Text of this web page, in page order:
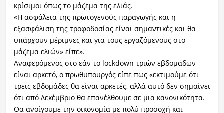
κρίσιμοι όπως το μάζεμα της ελιάς.
«Η ασφάλεια της πρωτογενούς παραγωγής και η
εξασφάλιση της τροφοδοσίας είναι σημαντικές και θα
υπάρχουν μέριμνες και για τους εργαζόμενους στο
μάζεμα ελιών» είπε».
Αναφερόμενος στο εάν το lockdown τριών εβδομάδων
είναι αρκετό, ο πρωθυπουργός είπε πως «εκτιμούμε ότι
τρεις εβδομάδες θα είναι αρκετές, αλλά αυτό δεν σημαίνει
ότι από Δεκέμβριο θα επανέλθουμε σε μια κανονικότητα.
Θα ανοίγουμε την οικονομία με πολύ προσοχή και